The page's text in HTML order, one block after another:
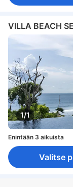
VILLA BEACH
1/1
Enintään 3 aikuista
Valitse